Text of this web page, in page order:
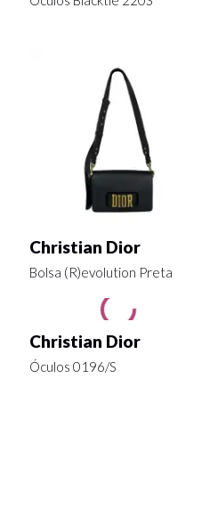
Christian Dior
Bolsa (R)evolution Preta